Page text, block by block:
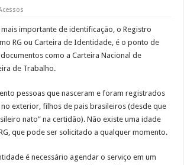
importante de identificação, o Registro
RG ou Carteira de Identidade, é o ponto de
como a Carteira Nacional de
de Trabalho.
pessoas que nasceram e foram registrados
no exterior, filhos de pais brasileiros (desde que
nato” na certidão). Não existe uma idade
que pode ser solicitado a qualquer momento.
é necessário agendar o serviço em um